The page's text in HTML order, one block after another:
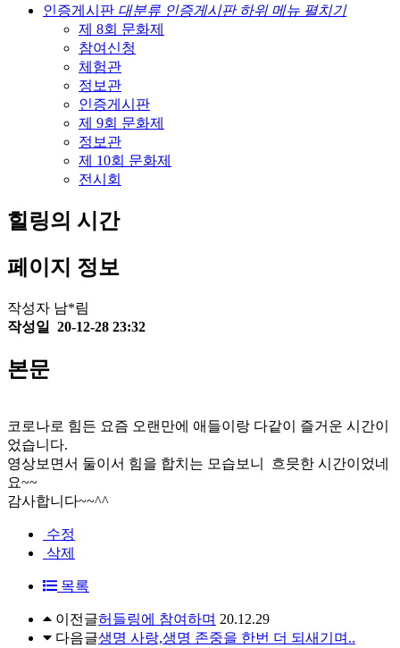
인증게시판 대분류 인증게시판 하위 메뉴 펼치기
제 8회 문화제
참여신청
체험관
정보관
인증게시판
제 9회 문화제
정보관
제 10회 문화제
전시회
힐링의 시간
페이지 정보
작성자 남*림
작성일
20-12-28 23:32
본문
코로나로 힘든 요즘 오랜만에 애들이랑 다같이 즐거운 시간이
었습니다.
영상보면서 둘이서 힘을 합치는 모습보니 흐믓한 시간이었네
요~~
감사합니다~~^^
수정
삭제
목록
이전글허들링에 참여하며 20.12.29
다음글생명 사랑,생명 존중을 한번 더 되새기며..